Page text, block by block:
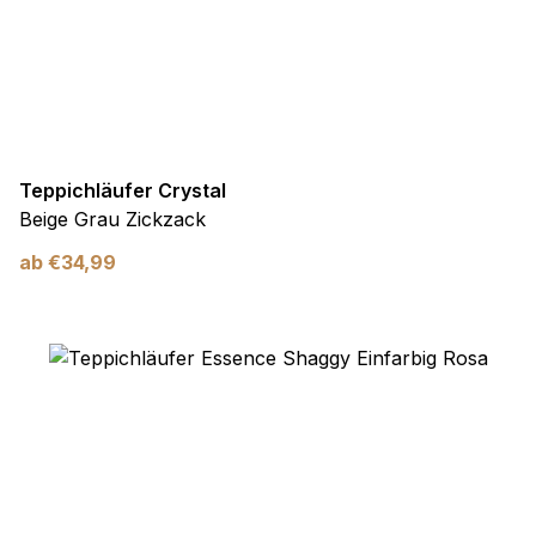
Teppichläufer Crystal
Beige Grau Zickzack
ab €34,99